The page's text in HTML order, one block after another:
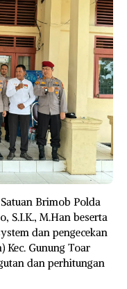
Brimob Polda
S.I.K., M.Han beserta
dan pengecekan
Kec. Gunung Toar
dan perhitungan